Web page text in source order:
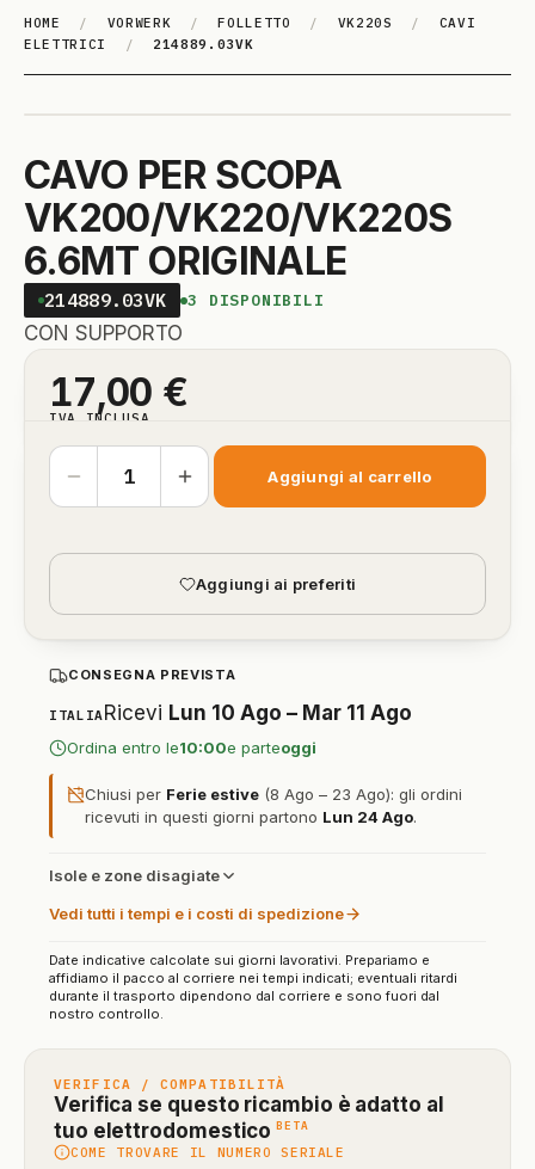
HOME / VORWERK / FOLLETTO / VK220S /
CAVI
ELETTRICI
/ 214889.03VK
CAVO PER SCOPA
VK200/VK220/VK220S
6.6MT ORIGINALE
214889.03VK 3 DISPONIBILI
CON SUPPORTO
17,00 €
IVA INCLUSA
VERIFICA / COMPATIBILITÀ
Verifica se questo ricambio è adatto al
tuo elettrodomestico BETA
in
COME TROVARE IL NUMERO SERIALE
Aggiungi al carrello
Aggiungi ai preferiti
CONSEGNA PREVISTA
ITALIA Ricevi Lun 10 Ago – Mar 11 Ago
Ordina entro le10:00e parteoggi
Chiusi per Ferie estive (8 Ago – 23 Ago): gli ordini
ricevuti in questi giorni partono Lun 24 Ago.
Isole e zone disagiate
Vedi tutti i tempi e i costi di spedizione
Date indicative calcolate sui giorni lavorativi. Prepariamo e
affidiamo il pacco al corriere nei tempi indicati; eventuali ritardi
durante il trasporto dipendono dal corriere e sono fuori dal
nostro controllo.